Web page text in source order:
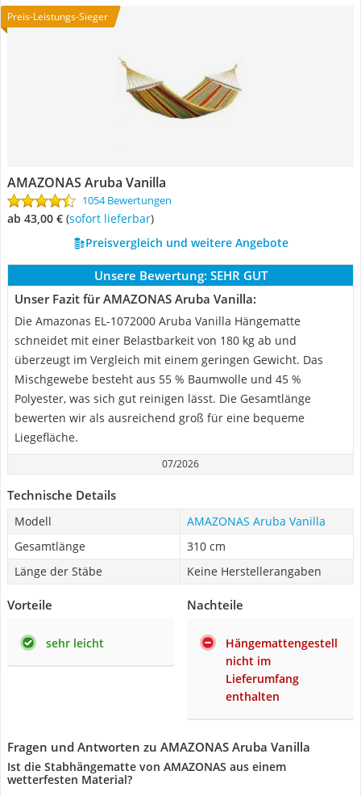
Preis-Leistungs-Sieger
AMAZONAS Aruba Vanilla
1054 Bewertungen
ab 43,00 € ( Sofort lieferbar)
Preisvergleich und weitere Angebote
Unsere Bewertung: SEHR GUT
Unser Fazit für AMAZONAS Aruba Vanilla:
Die Amazonas EL-1072000 Aruba Vanilla Hängematte
schneidet mit einer Belastbarkeit von 180 kg ab und
überzeugt im Vergleich mit einem geringen Gewicht. Das
Mischgewebe besteht aus 55 % Baumwolle und 45 %
Polyester, was sich gut reinigen lässt. Die Gesamtlänge
bewerten wir als ausreichend groß für eine bequeme
Liegefläche.
07/2026
Technische Details
Modell
AMAZONAS Aruba Vanilla
Gesamtlänge
310 cm
Länge der Stäbe
Keine Herstellerangaben
Vorteile
sehr leicht
Nachteile
Hängemattengestell
nicht im
Lieferumfang
enthalten
Fragen und Antworten zu AMAZONAS Aruba Vanilla
Ist die Stabhängematte von AMAZONAS aus einem
wetterfesten Material?